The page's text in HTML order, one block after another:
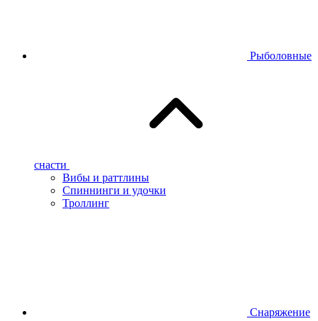
Рыболовные
снасти
Вибы и раттлины
Спиннинги и удочки
Троллинг
Снаряжение